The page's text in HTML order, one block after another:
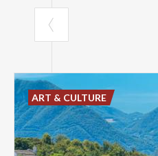
ART & CULTURE